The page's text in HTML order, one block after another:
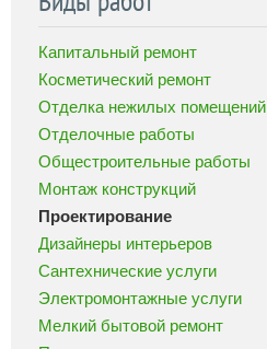
Капитальный ремонт
Косметический ремонт
Отделка нежилых помещений
Отделочные работы
Общестроительные работы
Монтаж конструкций
Проектирование
Дизайнеры интерьеров
Сантехнические услуги
Электромонтажные услуги
Мелкий бытовой ремонт